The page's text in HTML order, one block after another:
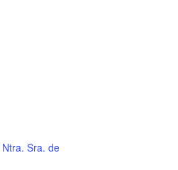
Sra. de